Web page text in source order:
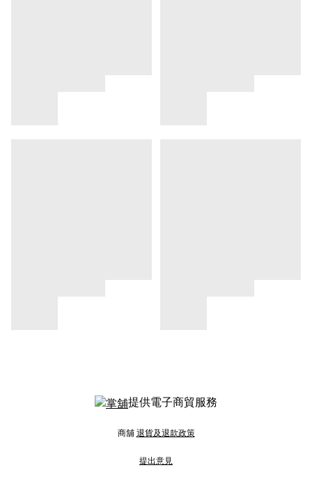
提供電子商貿服務
商舖 退貨及退款政策
提出意見